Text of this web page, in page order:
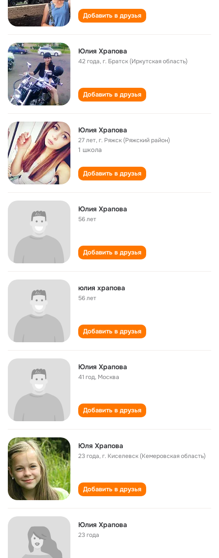
Добавить в друзья
Юлия Храпова
42 года,г. Братск (Иркутская область)
Добавить в друзья
Юлия Храпова
27 лет,г. Ряжск (Ряжский район)
1 школа
Добавить в друзья
Юлия Храпова
56 лет
Добавить в друзья
юлия храпова
56 лет
Добавить в друзья
Юлия Храпова
41 год, Москва
Добавить в друзья
Юля Храпова
23 года,г. Киселевск (Кемеровская область)
Добавить в друзья
Юлия Храпова
23 года